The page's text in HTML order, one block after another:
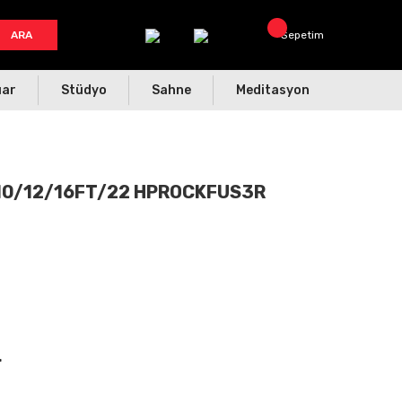
ARA Sepetim
Stüdyo Sahne Meditasyon
12/16FT/22 HPROCKFUS3R